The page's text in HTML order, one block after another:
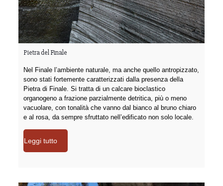
Pietra del Finale
Nel Finale l’ambiente naturale, ma anche quello antropizzato,
sono stati fortemente caratterizzati dalla presenza della
Pietra di Finale. Si tratta di un calcare bioclastico
organogeno a frazione parzialmente detritica, più o meno
vacuolare, con tonalità che vanno dal bianco al bruno chiaro
e al rosa, da sempre sfruttato nell’edificato non solo locale.
Leggi tutto